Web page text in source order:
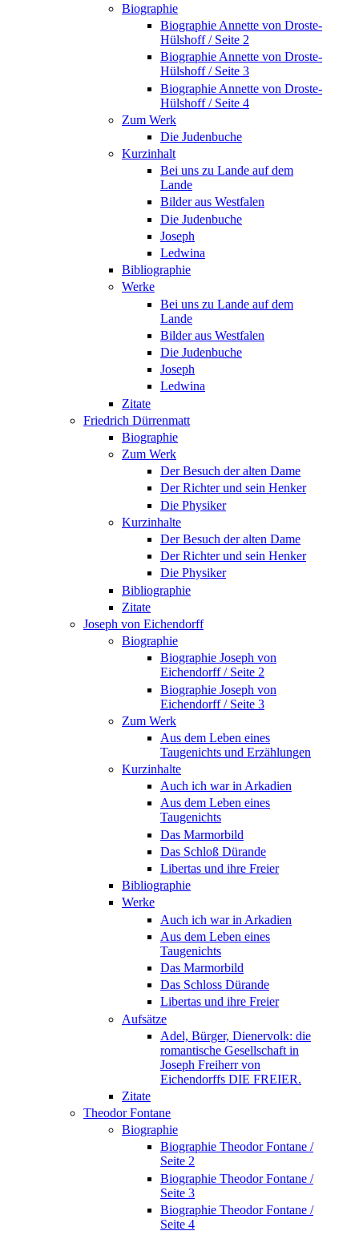
Biographie
Biographie Annette von Droste-
Hülshoff / Seite 2
Biographie Annette von Droste-
Hülshoff / Seite 3
Biographie Annette von Droste-
Hülshoff / Seite 4
Zum Werk
Die Judenbuche
Kurzinhalt
Bei uns zu Lande auf dem
Lande
Bilder aus Westfalen
Die Judenbuche
Joseph
Ledwina
Bibliographie
Werke
Bei uns zu Lande auf dem
Lande
Bilder aus Westfalen
Die Judenbuche
Joseph
Ledwina
Zitate
Friedrich Dürrenmatt
Biographie
Zum Werk
Der Besuch der alten Dame
Der Richter und sein Henker
Die Physiker
Kurzinhalte
Der Besuch der alten Dame
Der Richter und sein Henker
Die Physiker
Bibliographie
Zitate
Joseph von Eichendorff
Biographie
Biographie Joseph von
Eichendorff / Seite 2
Biographie Joseph von
Eichendorff / Seite 3
Zum Werk
Aus dem Leben eines
Taugenichts und Erzählungen
Kurzinhalte
Auch ich war in Arkadien
Aus dem Leben eines
Taugenichts
Das Marmorbild
Das Schloß Dürande
Libertas und ihre Freier
Bibliographie
Werke
Auch ich war in Arkadien
Aus dem Leben eines
Taugenichts
Das Marmorbild
Das Schloss Dürande
Libertas und ihre Freier
Aufsätze
Adel, Bürger, Dienervolk: die
romantische Gesellschaft in
Joseph Freiherr von
Eichendorffs DIE FREIER.
Zitate
Theodor Fontane
Biographie
Biographie Theodor Fontane /
Seite 2
Biographie Theodor Fontane /
Seite 3
Biographie Theodor Fontane /
Seite 4